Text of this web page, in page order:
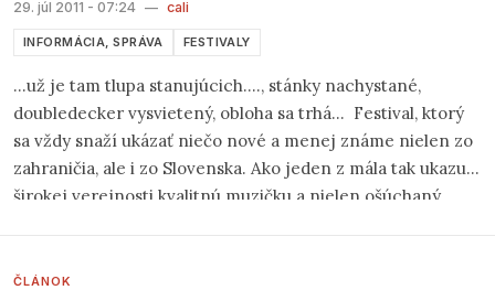
29. júl 2011 - 07:24 — cali
INFORMÁCIA, SPRÁVA FESTIVALY
...už je tam tlupa stanujúcich...., stánky nachystané,
doubledecker vysvietený, obloha sa trhá... Festival, ktorý
sa vždy snaží ukázať niečo nové a menej známe nielen zo
zahraničia, ale i zo Slovenska. Ako jeden z mála tak ukazuje
širokej verejnosti kvalitnú muzičku a nielen ošúchaný
ČLÁNOK